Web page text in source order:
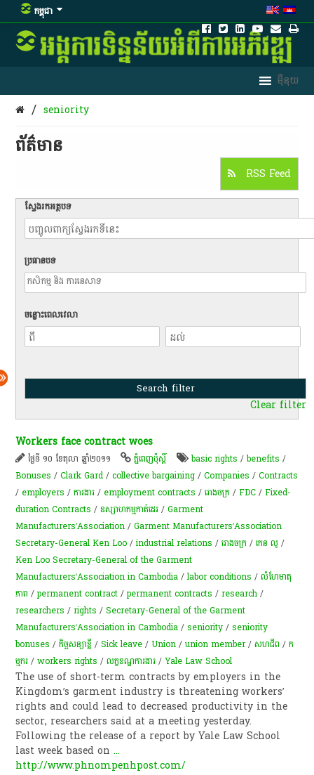
កម្ពុជា
/ seniority
ព័ត៌មាន​
RSS Feed
ស្វែងរកអត្ថបទ
ប្រធានបទ
ចន្លោះពេលវេលា
Clear filter
Workers face contract woes
ថ្ងៃទី ១០ ខែតុលា ឆ្នាំ២០១១ ភ្នំពេញប៉ុស្តិ៍ basic rights /benefits /
Bonuses /Clark Gard /collective bargaining /Companies /Contracts
/ employers /ការងារ / employment contracts /រោងចក្រ /FDC /Fixed-
duration Contracts /ឧស្សាហកម្មកាត់ដេរ /Garment
Manufacturers’Association /Garment Manufacturers’Association
Secretary-General Ken Loo /industrial relations /​រោងចក្រ /កេន លូ /
Ken Loo Secretary-General of the Garment
Manufacturers’Association in Cambodia /labor conditions /លំហែ​មាតុ
ភាព​ /permanent contract /permanent contracts /research /
researchers /rights /Secretary-General of the Garment
Manufacturers’Association in Cambodia /seniority /seniority
bonuses /កិច្ច​សន្យា​ខ្លី​ /Sick leave /Union /union member/សហជីព /ក​
ម្មករ​ /workers rights /លក្ខខណ្ឌ​ការងារ​ /Yale Law School
The use of short-term contracts by employers in the
Kingdom’s garment industry is threatening workers’
rights and could lead to decreased productivity in the
sector, researchers said at a meeting yesterday.
Following the release of a report by Yale Law School
last week based on...
http://www.phnompenhpost.com/